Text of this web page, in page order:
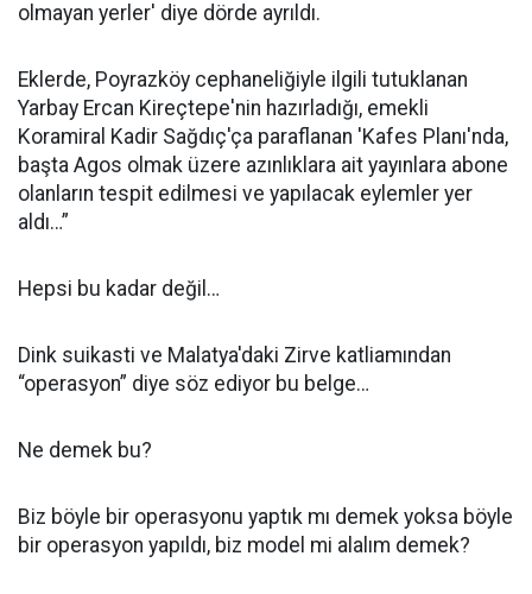
olmayan yerler' diye dörde ayrıldı.
Eklerde, Poyrazköy cephaneliğiyle ilgili tutuklanan
Yarbay Ercan Kireçtepe'nin hazırladığı, emekli
Koramiral Kadir Sağdıç'ça paraflanan 'Kafes Planı'nda,
başta Agos olmak üzere azınlıklara ait yayınlara abone
olanların tespit edilmesi ve yapılacak eylemler yer
aldı…”
Hepsi bu kadar değil…
Dink suikasti ve Malatya'daki Zirve katliamından
“operasyon” diye söz ediyor bu belge…
Ne demek bu?
Biz böyle bir operasyonu yaptık mı demek yoksa böyle
bir operasyon yapıldı, biz model mi alalım demek?